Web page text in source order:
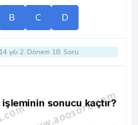
B C D
yılı 2. Dönem 18. Soru